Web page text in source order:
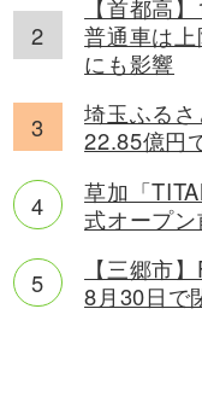
【首都高
普通車は
にも影響
埼玉ふる
22.85億円
草加「
式オープ
【三郷市
8月30日で